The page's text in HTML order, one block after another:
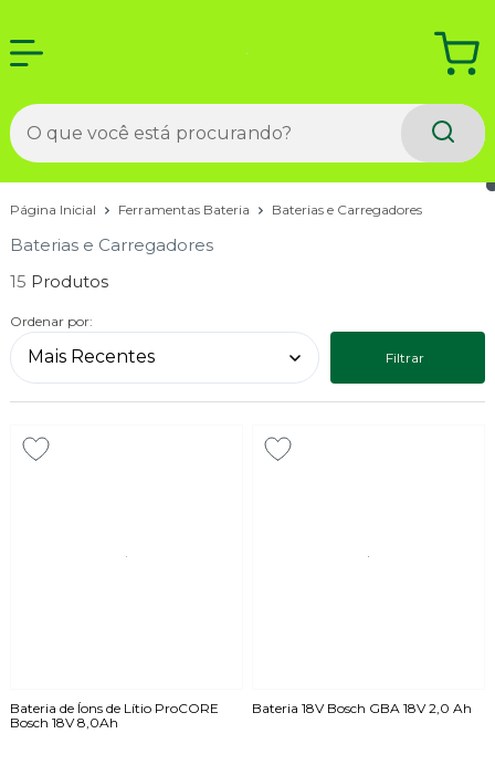
Página Inicial Ferramentas Bateria Baterias e Carregadores
Baterias e Carregadores
15
Ordenar por:
Filtrar
Bateria de Íons de Lítio ProCORE
Bosch 18V 8,0Ah
Bateria 18V Bosch GBA 18V 2,0 Ah